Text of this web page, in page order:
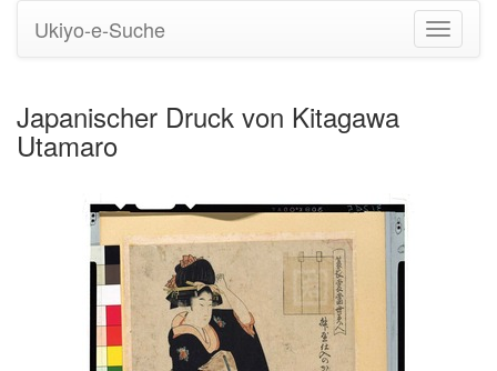
Ukiyo-e-Suche
Japanischer Druck von Kitagawa
Utamaro